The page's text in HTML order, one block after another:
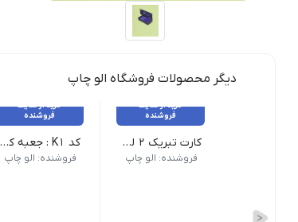
دیگر محصولات فروشگاه الو چاپ
خرید از سایت
فروشنده
کارت تبریک 2 لت 14*28 _ 100 عدد
فروشنده: الو چاپ
خرید از سایت
فروشنده
کد K1 : جعبه کیبوردی _ 25 عدد
فروشنده: الو چاپ